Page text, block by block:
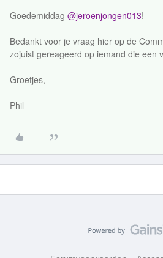
Goedemiddag @jeroenjongen013!
Bedankt voor je vraag hier op de
zojuist gereageerd op iemand die een
Groetjes,
Phil